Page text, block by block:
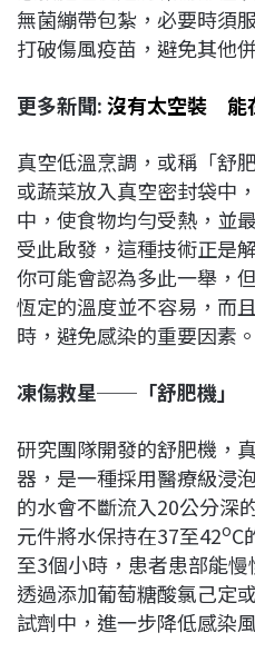
無菌繃帶包紮，必要時須
打破傷風疫苗，避免其他
更多新聞:沒有太空裝 能
真空低溫烹調，或稱「舒
或蔬菜放入真空密封袋中
中，使食物均勻受熱，並
受此啟發，這種技術正是
你可能會認為多此一舉，
恆定的溫度並不容易，而
時，避免感染的重要因素。
凍傷救星──「舒肥機」
研究團隊開發的舒肥機，
器，是一種採用醫療級浸
的水會不斷流入20公分深
元件將水保持在37至42oC
至3個小時，患者患部能
透過添加葡萄糖酸氯己定
試劑中，進一步降低感染